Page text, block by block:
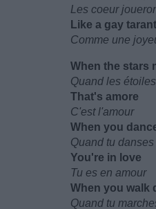
Les coeur
Like a gay
Comme une
When the stars
Quand les
That's amore
C'est l'amour
When you
Quand tu
You're in love
Tu es en amour
When you walk
Quand tu